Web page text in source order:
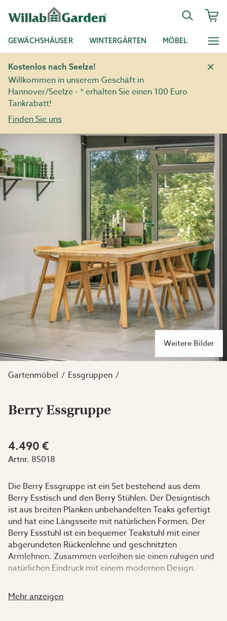
GEWÄCHSHÄUSER WINTERGÄRTEN MÖBEL
Kostenlos nach Seelze!
Willkommen in unserem Geschäft in
Hannover/Seelze - * erhalten Sie einen 100 Euro
Tankrabatt!
Finden Sie uns
Weitere Bilder
Gartenmöbel Essgruppen
Berry Essgruppe
4.490 €
Artnr. 85018
Die Berry Essgruppe ist ein Set bestehend aus dem
Berry Esstisch und den Berry Stühlen. Der Designtisch
ist aus breiten Planken unbehandelten Teaks gefertigt
und hat eine Längsseite mit natürlichen Formen. Der
Berry Essstuhl ist ein bequemer Teakstuhl mit einer
abgerundeten Rückenlehne und geschnitzten
Armlehnen. Zusammen verleihen sie einen ruhigen und
natürlichen Eindruck mit einem modernen Design.
Sowohl die Stühle als auch der Tisch können auch
Mehr anzeigen